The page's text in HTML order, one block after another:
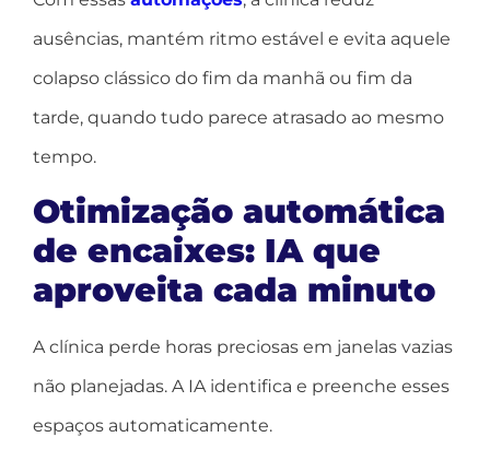
ausências, mantém ritmo estável e evita aquele
colapso clássico do fim da manhã ou fim da
tarde, quando tudo parece atrasado ao mesmo
tempo.
Otimização automática
de encaixes: IA que
aproveita cada minuto
A clínica perde horas preciosas em janelas vazias
não planejadas. A IA identifica e preenche esses
espaços automaticamente.